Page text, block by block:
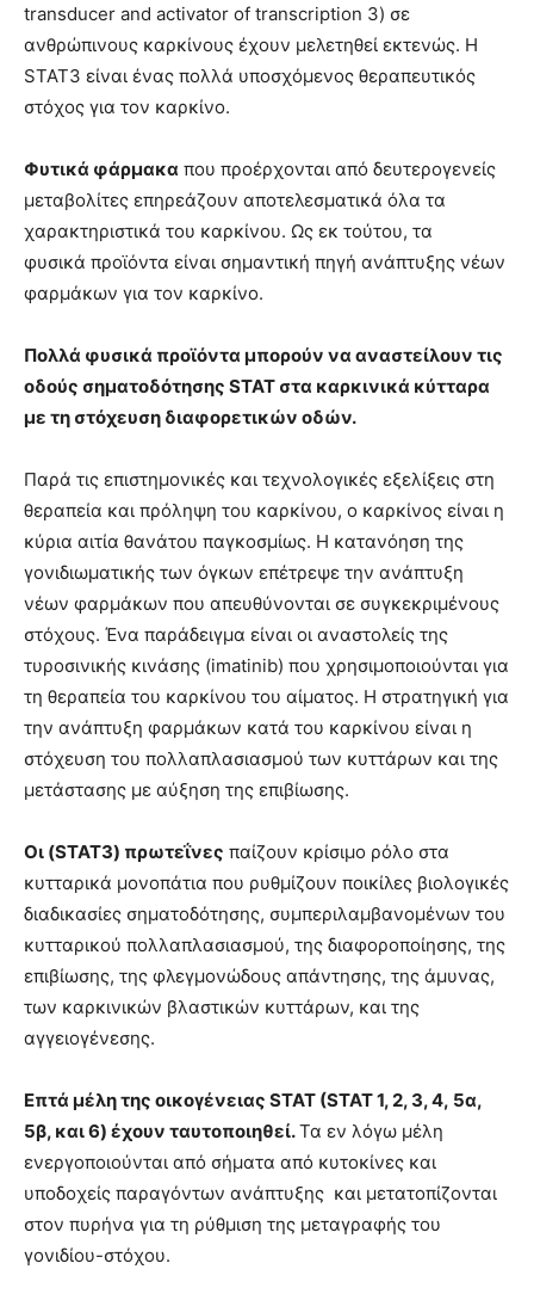
transducer and activator of transcription 3) σε
ανθρώπινους καρκίνους έχουν μελετηθεί εκτενώς. Η
STAT3 είναι ένας πολλά υποσχόμενος θεραπευτικός
στόχος για τον καρκίνο.
Φυτικά φάρμακα που προέρχονται από δευτερογενείς
μεταβολίτες επηρεάζουν αποτελεσματικά όλα τα
χαρακτηριστικά του καρκίνου. Ως εκ τούτου, τα
φυσικά προϊόντα είναι σημαντική πηγή ανάπτυξης νέων
φαρμάκων για τον καρκίνο.
Πολλά φυσικά προϊόντα μπορούν να αναστείλουν τις
οδούς σηματοδότησης STAT στα καρκινικά κύτταρα
με τη στόχευση διαφορετικών οδών.
Παρά τις επιστημονικές και τεχνολογικές εξελίξεις στη
θεραπεία και πρόληψη του καρκίνου, ο καρκίνος είναι η
κύρια αιτία θανάτου παγκοσμίως. Η κατανόηση της
γονιδιωματικής των όγκων επέτρεψε την ανάπτυξη
νέων φαρμάκων που απευθύνονται σε συγκεκριμένους
στόχους. Ένα παράδειγμα είναι οι αναστολείς της
τυροσινικής κινάσης (imatinib) που χρησιμοποιούνται για
τη θεραπεία του καρκίνου του αίματος. Η στρατηγική για
την ανάπτυξη φαρμάκων κατά του καρκίνου είναι η
στόχευση του πολλαπλασιασμού των κυττάρων και της
μετάστασης με αύξηση της επιβίωσης.
Οι (STAT3) πρωτεΐνες παίζουν κρίσιμο ρόλο στα
κυτταρικά μονοπάτια που ρυθμίζουν ποικίλες βιολογικές
διαδικασίες σηματοδότησης, συμπεριλαμβανομένων του
κυτταρικού πολλαπλασιασμού, της διαφοροποίησης, της
επιβίωσης, της φλεγμονώδους απάντησης, της άμυνας,
των καρκινικών βλαστικών κυττάρων, και της
αγγειογένεσης.
Επτά μέλη της οικογένειας STAT (STAT 1, 2, 3, 4, 5α,
5β, και 6) έχουν ταυτοποιηθεί.Τα εν λόγω μέλη
ενεργοποιούνται από σήματα από κυτοκίνες και
υποδοχείς παραγόντων ανάπτυξης και μετατοπίζονται
στον πυρήνα για τη ρύθμιση της μεταγραφής του
γονιδίου-στόχου.